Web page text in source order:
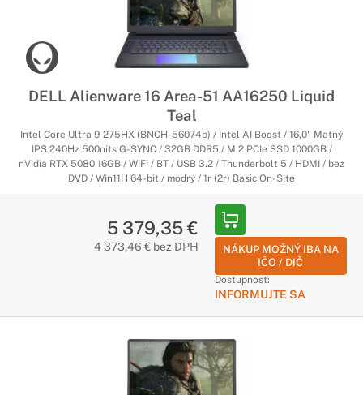
DELL Alienware 16 Area-51 AA16250 Liquid
Teal
Intel Core Ultra 9 275HX (BNCH-56074b) / Intel AI Boost / 16,0" Matný
IPS 240Hz 500nits G-SYNC / 32GB DDR5 / M.2 PCIe SSD 1000GB /
nVidia RTX 5080 16GB / WiFi / BT / USB 3.2 / Thunderbolt 5 / HDMI / bez
DVD / Win11H 64-bit / modrý / 1r (2r) Basic On-Site
5 379,35 €
4 373,46 € bez DPH
NÁKUP MOŽNÝ IBA NA
IČO / DIČ
Dostupnosť:
INFORMUJTE SA